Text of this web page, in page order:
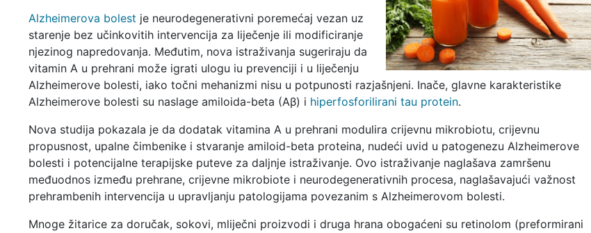
Alzheimerova bolest je neurodegenerativni poremećaj vezan uz
starenje bez učinkovitih intervencija za liječenje ili modificiranje
njezinog napredovanja. Međutim, nova istraživanja sugeriraju da
vitamin A u prehrani može igrati ulogu iu prevenciji i u liječenju
Alzheimerove bolesti, iako točni mehanizmi nisu u potpunosti razjašnjeni. Inače, glavne karakteristike
Alzheimerove bolesti su naslage amiloida-beta (Aβ) i hiperfosforilirani tau protein.
Nova studija pokazala je da dodatak vitamina A u prehrani modulira crijevnu mikrobiotu, crijevnu
propusnost, upalne čimbenike i stvaranje amiloid-beta proteina, nudeći uvid u patogenezu Alzheimerove
bolesti i potencijalne terapijske puteve za daljnje istraživanje. Ovo istraživanje naglašava zamršenu
međuodnos između prehrane, crijevne mikrobiote i neurodegenerativnih procesa, naglašavajući važnost
prehrambenih intervencija u upravljanju patologijama povezanim s Alzheimerovom bolesti.
Mnoge žitarice za doručak, sokovi, mliječni proizvodi i druga hrana obogaćeni su retinolom (preformirani